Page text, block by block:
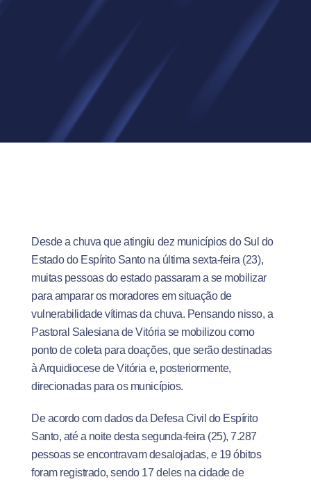
Desde a chuva que atingiu dez municípios do Sul do
Estado do Espírito Santo na última sexta-feira (23),
muitas pessoas do estado passaram a se mobilizar
para amparar os moradores em situação de
vulnerabilidade vítimas da chuva. Pensando nisso, a
Pastoral Salesiana de Vitória se mobilizou como
ponto de coleta para doações, que serão destinadas
à Arquidiocese de Vitória e, posteriormente,
direcionadas para os municípios.
De acordo com dados da Defesa Civil do Espírito
Santo, até a noite desta segunda-feira (25), 7.287
pessoas se encontravam desalojadas, e 19 óbitos
foram registrado, sendo 17 deles na cidade de